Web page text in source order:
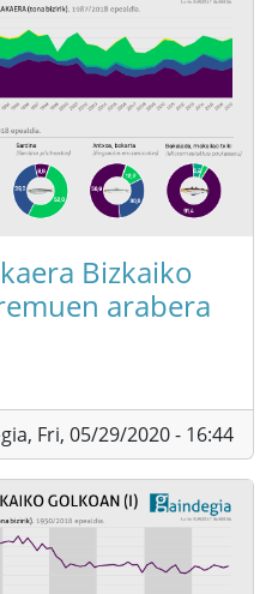
Bizkaiko
arabera
Fri, 05/29/2020 - 16:44